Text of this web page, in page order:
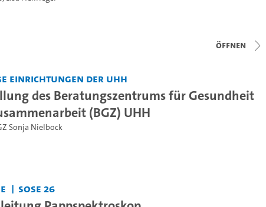
Öffnen
Einrichtungen der UHH
des Beratungszentrums für Gesundheit
(BGZ) UHH
Sonja Nielbock
SoSe 26